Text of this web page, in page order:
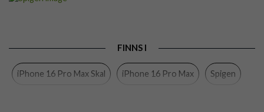
MagSafe-kompatibel, Stativfunktion, Stöttålig
Färg Blå
FINNS I
iPhone 16 Pro Max Skal iPhone 16 Pro Max Spigen